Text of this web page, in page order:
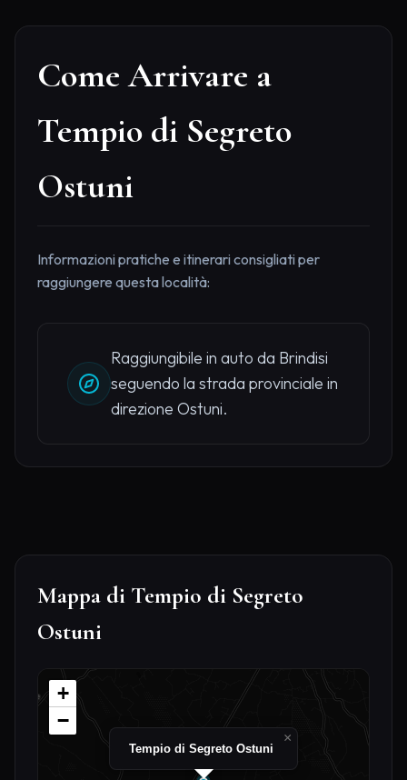
Come Arrivare a
Tempio di Segreto
Ostuni
Informazioni pratiche e itinerari consigliati per
raggiungere questa località:
Raggiungibile in auto da Brindisi
seguendo la strada provinciale in
direzione Ostuni.
Mappa di Tempio di Segreto
Ostuni
Tempio di Segreto Ostuni
×
+
−